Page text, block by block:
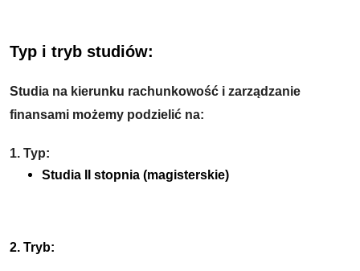
Typ i tryb studiów:
Studia na kierunku rachunkowość i zarządzanie
finansami możemy podzielić na:
1. Typ:
Studia II stopnia (magisterskie)
2. Tryb: